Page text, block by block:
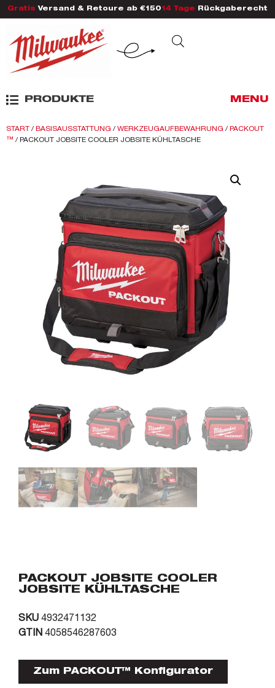
Gratis Versand & Retoure ab €150 14 Tage Rückgaberecht
PRODUKTE MENU
START / BASISAUSSTATTUNG / WERKZEUGAUFBEWAHRUNG / PACKOUT
™ / PACKOUT JOBSITE COOLER JOBSITE KÜHLTASCHE
PACKOUT JOBSITE COOLER
JOBSITE KÜHLTASCHE
SKU 4932471132
GTIN 4058546287603
Zum PACKOUT™ Konfigurator